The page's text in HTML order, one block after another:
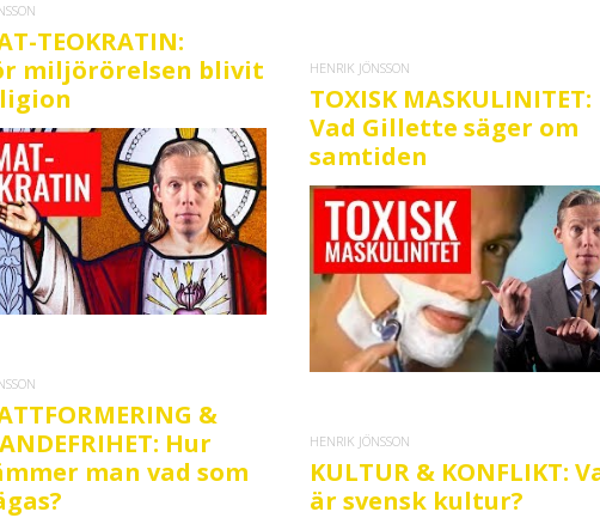
TEOKRATIN:
miljörörelsen blivit
HENRIK JÖNSSON
TOXISK MASKULINITET:
Vad Gillette säger om
samtiden
&
Hur
man vad som
HENRIK JÖNSSON
KULTUR & KONFLIKT:
är svensk kultur?